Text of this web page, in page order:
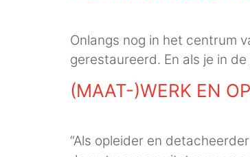
Onlangs nog in het centrum
gerestaureerd. En als je in
(MAAT-)WERK EN
“Als opleider en